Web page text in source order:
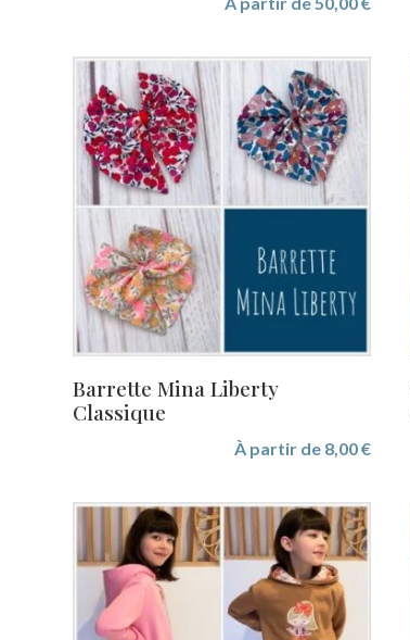
Barrette Mina Liberty
Classique
À partir de 8,00€